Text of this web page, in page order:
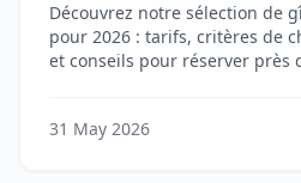
Découvrez notre sélection de
pour 2026 : tarifs, critères de
et conseils pour réserver près
31 May 2026